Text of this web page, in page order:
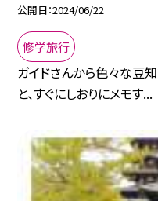
公開日 2024/06/22
修学旅行
ガイドさんから色々な豆
と、すぐにしおりにメモす...